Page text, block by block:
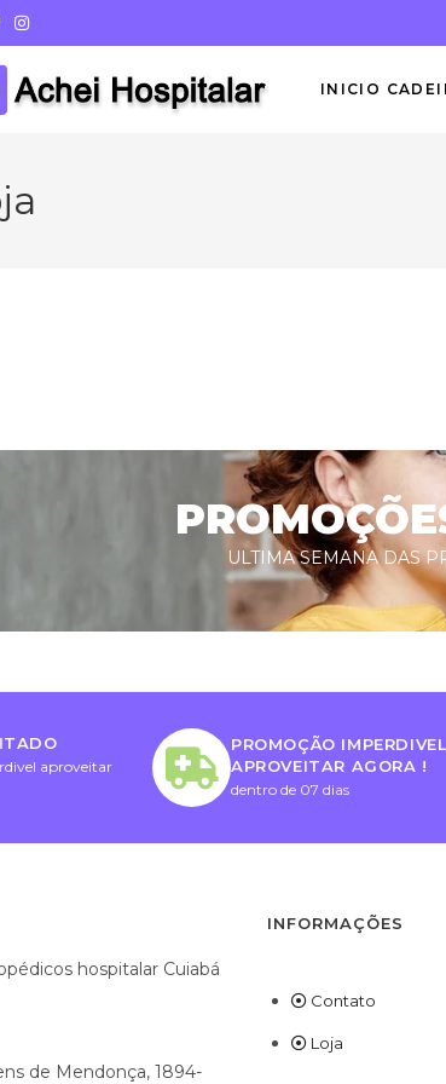
INICIO
ULTIMA SEMANA DAS
aproveitar
PROMOÇÃO IMPERDIVEL
APROVEITAR AGORA !
dentro de 07 dias
hospitalar Cuiabá
de Mendonça, 1894-
INFORMAÇÕES
Contato
Loja